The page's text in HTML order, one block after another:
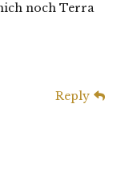
noch Terra
Reply